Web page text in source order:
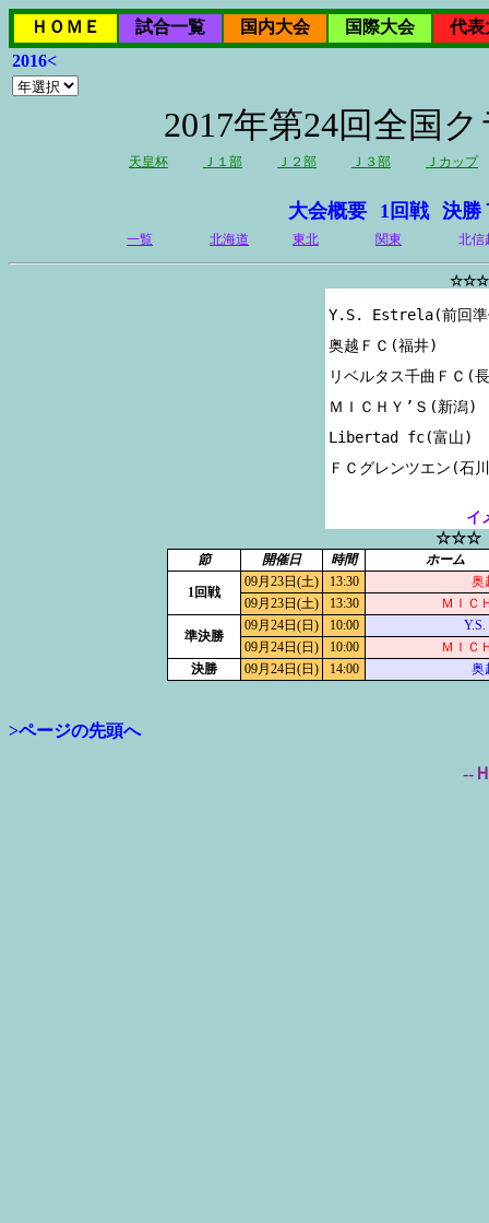
ＨＯＭＥ 試合一覧 国内大会 国際大会
代表
2016<
2017年第24回全国
天皇杯 Ｊ１部 Ｊ２部 Ｊ３部 Ｊカップ
大会概要 1回戦 決勝
一覧 北海道 東北 関東 北信
☆☆☆
Y.S. Estrela(前回準
奥越ＦＣ(福井)
リベルタス千曲ＦＣ(
ＭＩＣＨＹ’Ｓ(新潟)
Libertad fc(富山)
イ
☆☆☆
節 開催日 時間 ホーム
1回戦
09月23日(土) 13:30
奥
09月23日(土)
13:30 ＭＩＣ
準決勝
09月24日(日) 10:00
Y.S.
09月24日(日)
10:00
ＭＩＣ
決勝
09月24日(日) 14:00 奥
>ページの先頭へ
--